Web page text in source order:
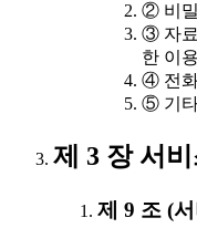
② 비
③ 자료
한 이
④ 전화
⑤ 기타
제 3 장 서
제 9 조 (